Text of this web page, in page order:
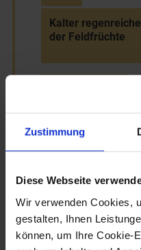
Zustimmung
Diese Webseite
Wir verwenden Cookies,
gestalten, Ihnen
können, um Ihre Cookie-
Kalter
der Feldfrüchte
1338
Judenpogrom in
angeblichen